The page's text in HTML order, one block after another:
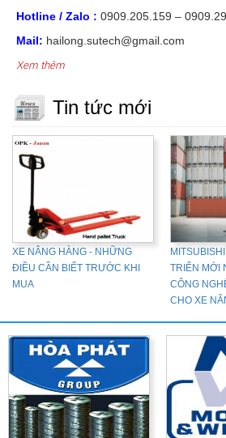
Hotline / Zalo : 0909.205.159 –
Mail: hailong.sutech@gmail.com
Xem thêm
Tin tức mới
XE NÂNG HÀNG - NHỮNG
ĐIỀU CẦN BIẾT TRƯỚC KHI
MUA
TRIỂN MỚI
CÔNG
CHO XE